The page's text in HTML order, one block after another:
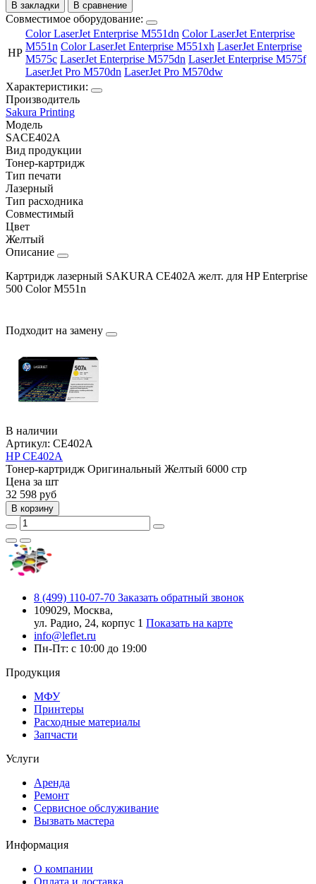
В закладки
В сравнение
Совместимое оборудование:
HP
Color LaserJet Enterprise M551dn Color LaserJet Enterprise
M551n Color LaserJet Enterprise M551xh LaserJet Enterprise
M575c LaserJet Enterprise M575dn LaserJet Enterprise M575f
LaserJet Pro M570dn LaserJet Pro M570dw
Характеристики:
Производитель
Sakura Printing
Модель
SACE402A
Вид продукции
Тонер-картридж
Тип печати
Лазерный
Тип расходника
Совместимый
Цвет
Желтый
Описание
Картридж лазерный SAKURA CE402A желт. для HP Enterprise
500 Color M551n
Подходит на замену
В наличии
Артикул: CE402A
HP CE402A
Тонер-картридж Оригинальный Желтый 6000 стр
Цена за шт
32 598 руб
В корзину
8 (499) 110-07-70 Заказать обратный звонок
109029, Москва,
ул. Радио, 24, корпус 1 Показать на карте
info@leflet.ru
Пн-Пт: с 10:00 до 19:00
Продукция
МФУ
Принтеры
Расходные материалы
Запчасти
Услуги
Аренда
Ремонт
Сервисное обслуживание
Вызвать мастера
Информация
О компании
Оплата и доставка